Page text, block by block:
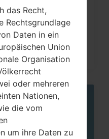
durch Menü
das Recht,
Rechtsgrundlage
Daten in ein
Union
Organisation
oder mehreren
Nationen,
die vom
um ihre Daten zu